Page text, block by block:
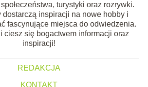
turystyki oraz rozrywki.
dostarczą inspiracji na nowe hobby i
fascynujące miejsca do odwiedzenia.
i ciesz się bogactwem informacji oraz
inspiracji!
REDAKCJA
KONTAKT